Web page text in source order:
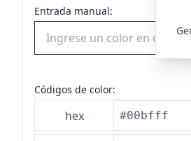
Entrada manual:
Códigos de color:
hex #00bfff